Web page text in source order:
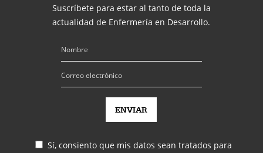
Suscríbete para estar al tanto de toda la
actualidad de Enfermería en Desarrollo.
Sí, consiento que mis datos sean tratados para